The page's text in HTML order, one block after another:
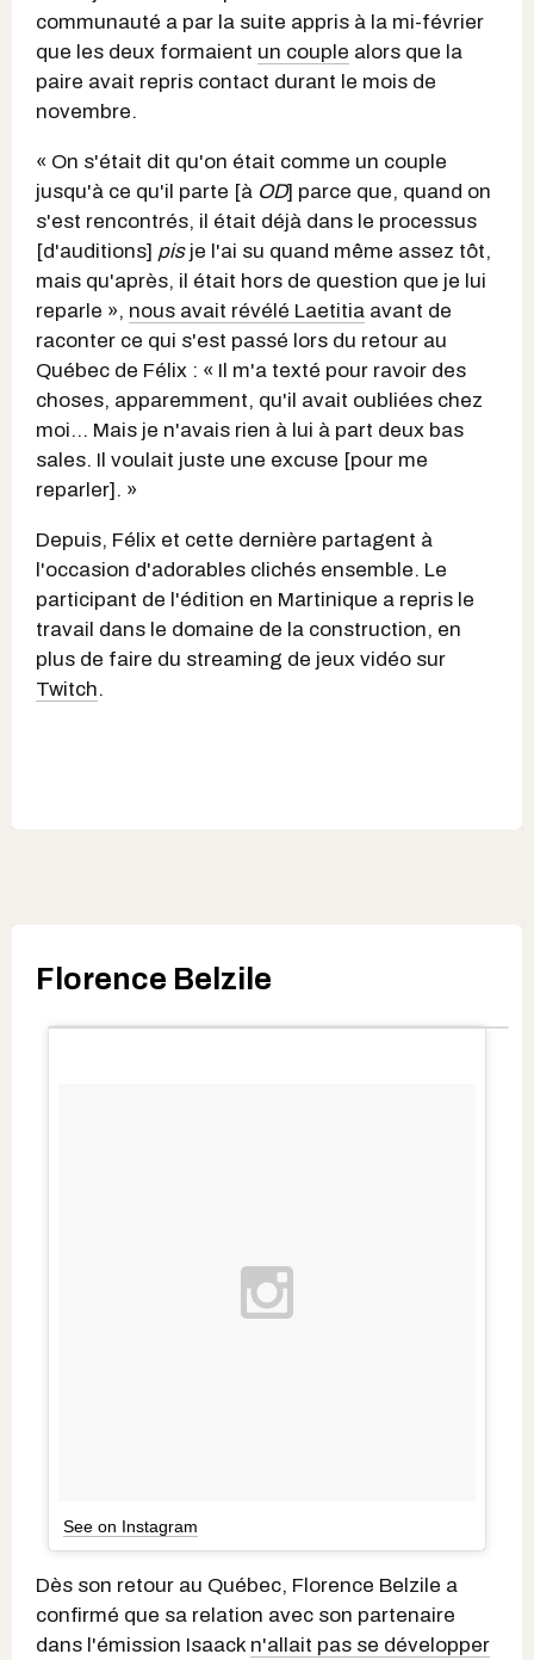
communauté a par la suite appris à la mi-février
que les deux formaient un couple alors que la
paire avait repris contact durant le mois de
novembre.
« On s'était dit qu'on était comme un couple
jusqu'à ce qu'il parte [à OD] parce que, quand on
s'est rencontrés, il était déjà dans le processus
[d'auditions] pisje l'ai su quand même assez tôt,
mais qu'après, il était hors de question que je lui
reparle », nous avait révélé Laetitia avant de
raconter ce qui s'est passé lors du retour au
Québec de Félix : « Il m'a texté pour ravoir des
choses, apparemment, qu'il avait oubliées chez
moi... Mais je n'avais rien à lui à part deux bas
sales. Il voulait juste une excuse [pour me
reparler]. »
Depuis, Félix et cette dernière partagent à
l'occasion d'adorables clichés ensemble. Le
participant de l'édition en Martinique a repris le
travail dans le domaine de la construction, en
plus de faire du streaming de jeux vidéo sur
Twitch.
Florence Belzile
See on Instagram
Dès son retour au Québec, Florence Belzile a
confirmé que sa relation avec son partenaire
dans l'émission Isaack n'allait pas se développer